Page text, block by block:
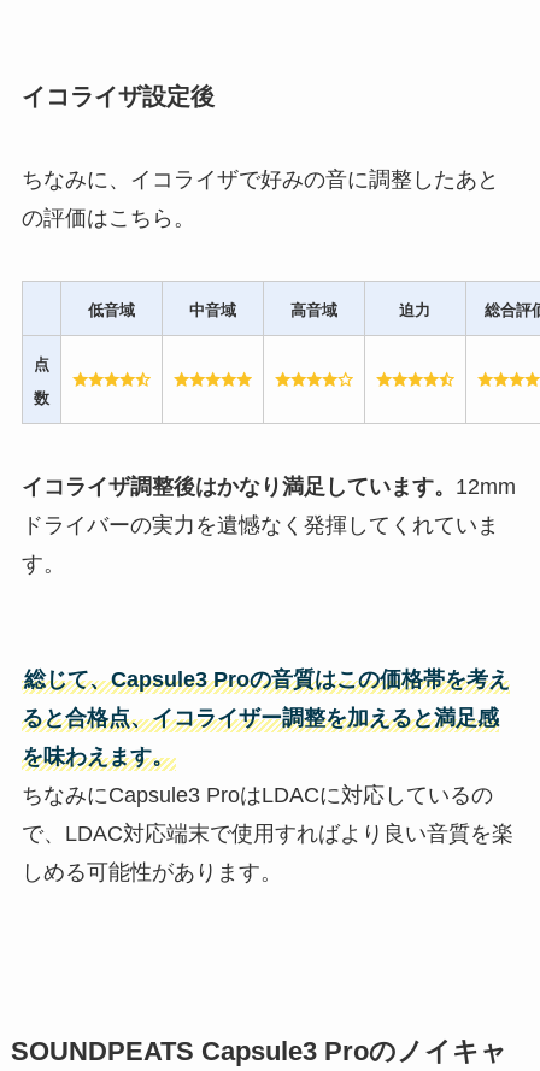
イコライザ設定後
ちなみに、イコライザで好みの音に調整したあと
の評価はこちら。
低音域 中音域 高音域 迫力 総合評
点
数
イコライザ調整後はかなり満足しています。 12mm
ドライバーの実力を遺憾なく発揮してくれていま
す。
総じて、Capsule3 Proの音質はこの価格帯を考え
ると合格点、イコライザー調整を加えると満足感
を味わえます。
ちなみにCapsule3 ProはLDACに対応しているの
で、LDAC対応端末で使用すればより良い音質を楽
しめる可能性があります。
SOUNDPEATS Capsule3 Proのノイキャ